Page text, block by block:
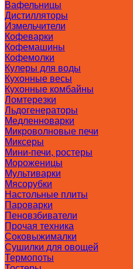
Вафельницы
Дистилляторы
Измельчители
Кофеварки
Кофемашины
Кофемолки
Кулеры для воды
Кухонные весы
Кухонные комбайны
Ломтерезки
Льдогенераторы
Медленноварки
Микроволновые печи
Миксеры
Мини-печи, ростеры
Мороженицы
Мультиварки
Мясорубки
Настольные плиты
Пароварки
Пеновзбиватели
Прочая техника
Соковыжималки
Сушилки для овощей
Термопоты